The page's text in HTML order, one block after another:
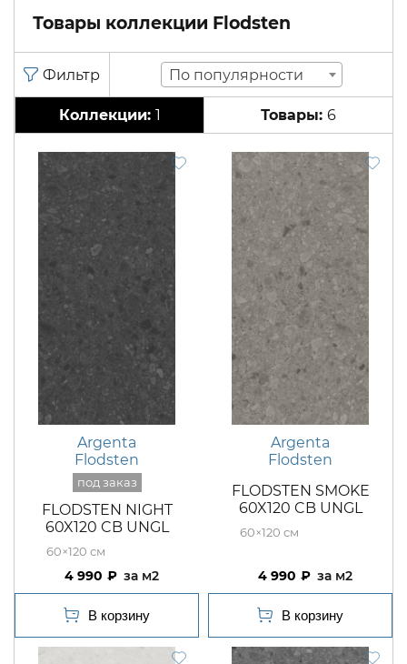
Товары коллекции Flodsten
По популярности
1 6
Argenta
Flodsten
FLODSTEN NIGHT
60X120 CB UNGL
60×120
4 990 м2
Argenta
Flodsten
FLODSTEN SMOKE
60X120 CB UNGL
60×120
4 990 м2